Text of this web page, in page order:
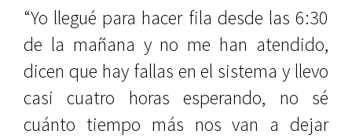
“Yo llegué para hacer fila desde las 6:30
de la mañana y no me han atendido,
dicen que hay fallas en el sistema y llevo
casi cuatro horas esperando, no sé
cuánto tiempo más nos van a dejar